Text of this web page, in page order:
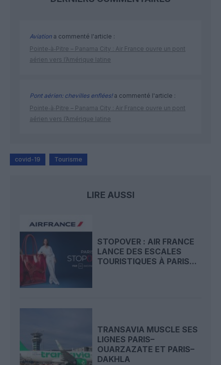
Aviation a commenté l'article :
Pointe‑à‑Pitre – Panama City : Air France ouvre un pont
aérien vers l’Amérique latine
Pont aérien: chevilles enflées!a commenté l'article :
Pointe‑à‑Pitre – Panama City : Air France ouvre un pont
aérien vers l’Amérique latine
covid-19 Tourisme
LIRE AUSSI
STOPOVER : AIR FRANCE
LANCE DES ESCALES
TOURISTIQUES À PARIS...
TRANSAVIA MUSCLE SES
LIGNES PARIS–
OUARZAZATE ET PARIS–
DAKHLA